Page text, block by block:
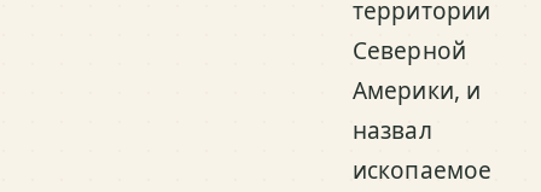
территории
Северной
Америки, и
назвал
ископаемое